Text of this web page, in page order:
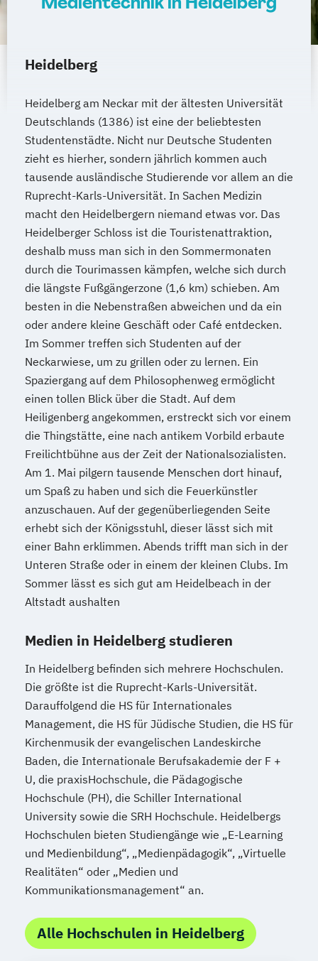
Heidelberg
Heidelberg am Neckar mit der ältesten Universität
Deutschlands (1386) ist eine der beliebtesten
Studentenstädte. Nicht nur Deutsche Studenten
zieht es hierher, sondern jährlich kommen auch
tausende ausländische Studierende vor allem an die
Ruprecht-Karls-Universität. In Sachen Medizin
macht den Heidelbergern niemand etwas vor. Das
Heidelberger Schloss ist die Touristenattraktion,
deshalb muss man sich in den Sommermonaten
durch die Tourimassen kämpfen, welche sich durch
die längste Fußgängerzone (1,6 km) schieben. Am
besten in die Nebenstraßen abweichen und da ein
oder andere kleine Geschäft oder Café entdecken.
Im Sommer treffen sich Studenten auf der
Neckarwiese, um zu grillen oder zu lernen. Ein
Spaziergang auf dem Philosophenweg ermöglicht
einen tollen Blick über die Stadt. Auf dem
Heiligenberg angekommen, erstreckt sich vor einem
die Thingstätte, eine nach antikem Vorbild erbaute
Freilichtbühne aus der Zeit der Nationalsozialisten.
Am 1. Mai pilgern tausende Menschen dort hinauf,
um Spaß zu haben und sich die Feuerkünstler
anzuschauen. Auf der gegenüberliegenden Seite
erhebt sich der Königsstuhl, dieser lässt sich mit
einer Bahn erklimmen. Abends trifft man sich in der
Unteren Straße oder in einem der kleinen Clubs. Im
Sommer lässt es sich gut am Heidelbeach in der
Altstadt aushalten
Medien in Heidelberg studieren
In Heidelberg befinden sich mehrere Hochschulen.
Die größte ist die Ruprecht-Karls-Universität.
Darauffolgend die HS für Internationales
Management, die HS für Jüdische Studien, die HS für
Kirchenmusik der evangelischen Landeskirche
Baden, die Internationale Berufsakademie der F +
U, die praxisHochschule, die Pädagogische
Hochschule (PH), die Schiller International
University sowie die SRH Hochschule. Heidelbergs
Hochschulen bieten Studiengänge wie „E-Learning
und Medienbildung“, „Medienpädagogik“, „Virtuelle
Realitäten“ oder „Medien und
Kommunikationsmanagement“ an.
Alle Hochschulen in Heidelberg